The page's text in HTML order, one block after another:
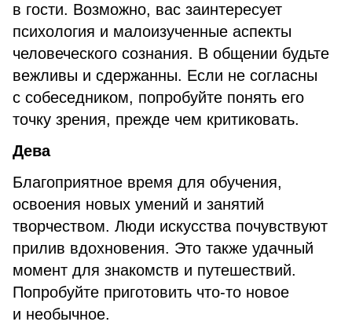
в гости. Возможно, вас заинтересует
психология и малоизученные аспекты
человеческого сознания. В общении будьте
вежливы и сдержанны. Если не согласны
с собеседником, попробуйте понять его
точку зрения, прежде чем критиковать.
Дева
Благоприятное время для обучения,
освоения новых умений и занятий
творчеством. Люди искусства почувствуют
прилив вдохновения. Это также удачный
момент для знакомств и путешествий.
Попробуйте приготовить что-то новое
и необычное.